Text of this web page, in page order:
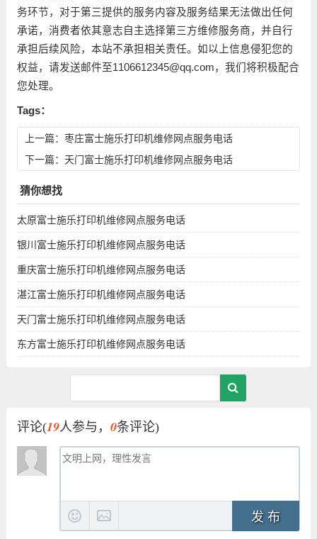
务环节，对于第三提供的服务内容及服务结果无法做出任何
承诺，消费者依其意志自主选择第三方维修服务商，并自行
承担后续风险，本站不承担相关责任。如以上信息侵犯您的
权益，请发送邮件至1106612345@qq.com，我们将积极配合
您处理。
Tags：
上一篇： 枣庄富士施乐打印机维修网点服务电话
下一篇： 天门富士施乐打印机维修网点服务电话
猜你想找
太原富士施乐打印机维修网点服务电话
银川富士施乐打印机维修网点服务电话
重庆富士施乐打印机维修网点服务电话
湛江富士施乐打印机维修网点服务电话
天门富士施乐打印机维修网点服务电话
东方富士施乐打印机维修网点服务电话
评论(19人参与， 0条评论)
发 布